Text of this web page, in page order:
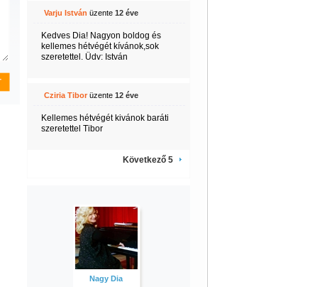
Varju István üzente 12 éve
Kedves Dia! Nagyon boldog és
kellemes hétvégét kívánok,sok
szeretettel. Üdv: István
Cziria Tiborüzente 12 éve
Kellemes hétvégét kivánok baráti
szeretettel Tibor
Következő 5
Nagy Dia